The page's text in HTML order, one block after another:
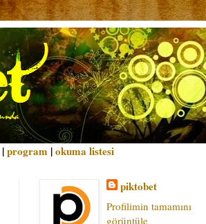
|program |okuma listesi
piktobet
Profilimin tamamını
görüntüle